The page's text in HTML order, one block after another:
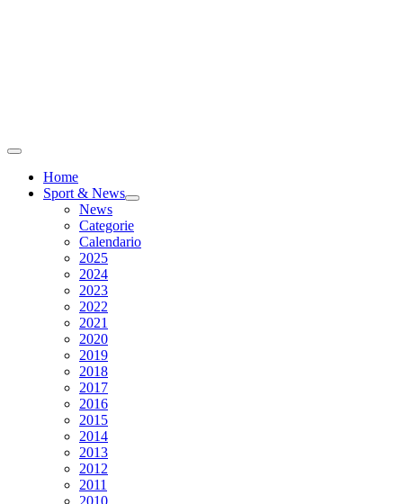
Home
Sport & News
News
Categorie
Calendario
2025
2024
2023
2022
2021
2020
2019
2018
2017
2016
2015
2014
2013
2012
2011
2010